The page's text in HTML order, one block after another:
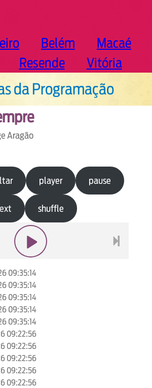
Belém
Macaé
Resende Vitória
da Programação
Aragão
player pause
shuffle
09:35:14
09:35:14
09:35:14
09:35:14
09:35:14
09:22:56
09:22:56
09:22:56
09:22:56
09:22:56